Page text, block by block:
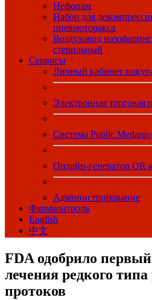
Нефопам
Набор для
пневмоторакса
Воздуховод
стерильный
Сервисы
Личный кабинет
Электронная торговая
Система Public.Medargo
Онлайн-генератор QR
Администрирование
Фармконтроль
English
中文
FDA одобрило
лечения редкого
протоков